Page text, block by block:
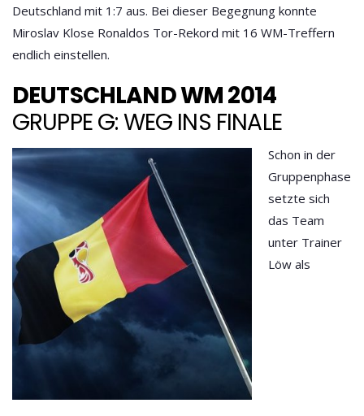
Deutschland mit 1:7 aus. Bei dieser Begegnung konnte
Miroslav Klose Ronaldos Tor-Rekord mit 16 WM-Treffern
endlich einstellen.
DEUTSCHLAND WM 2014
GRUPPE G: WEG INS FINALE
Schon in der
Gruppenphase
setzte sich
das Team
unter Trainer
Löw als